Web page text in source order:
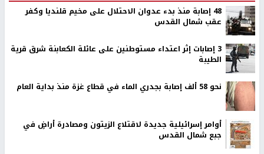
48 إصابة منذ بدء عدوان الاحتلال على مخيم قلنديا وكفر
عقب شمال القدس
‏3 إصابات إثر اعتداء مستوطنين على عائلة الكعابنة شرق قرية
الطيبة
نحو 58 ألف إصابة بجدري الماء في قطاع غزة منذ بداية العام
أوامر إسرائيلية جديدة لاقتلاع الزيتون ومصادرة أراضٍ في
جبع شمال القدس